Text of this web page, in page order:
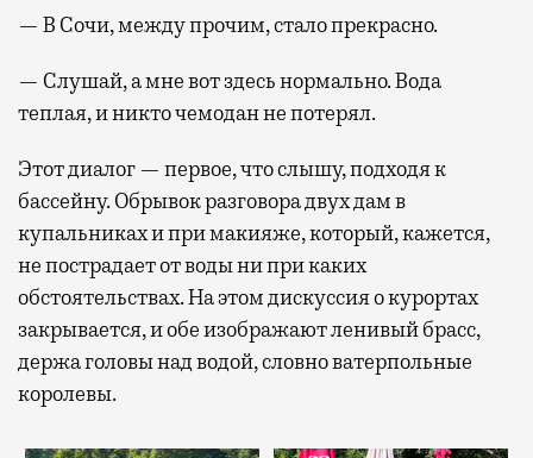
— В Сочи, между прочим, стало прекрасно.
— Слушай, а мне вот здесь нормально. Вода
теплая, и никто чемодан не потерял.
Этот диалог — первое, что слышу, подходя к
бассейну. Обрывок разговора двух дам в
купальниках и при макияже, который, кажется,
не пострадает от воды ни при каких
обстоятельствах. На этом дискуссия о курортах
закрывается, и обе изображают ленивый брасс,
держа головы над водой, словно ватерпольные
королевы.